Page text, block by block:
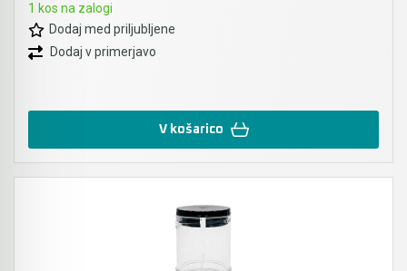
1 kos na zalogi
Dodaj med priljubljene
Dodaj v primerjavo
V košarico